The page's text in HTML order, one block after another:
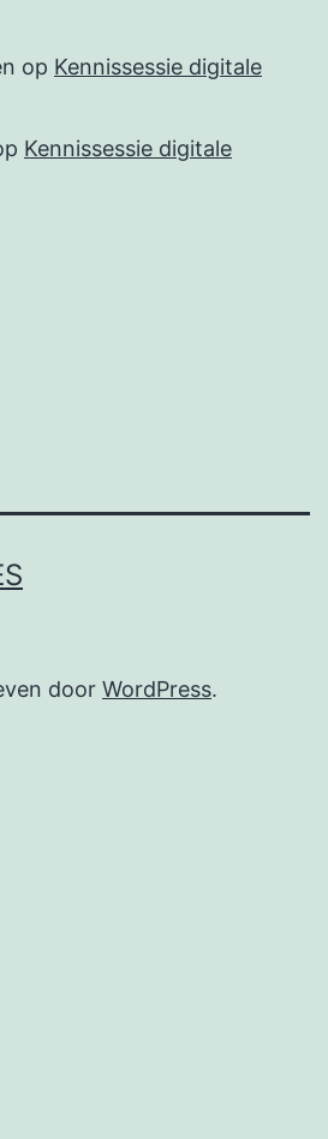
op Kennissessie digitale
Kennissessie digitale
door WordPress.